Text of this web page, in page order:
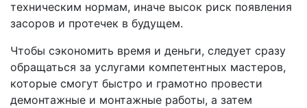
техническим нормам, иначе высок риск появления
засоров и протечек в будущем.
Чтобы сэкономить время и деньги, следует сразу
обращаться за услугами компетентных мастеров,
которые смогут быстро и грамотно провести
демонтажные и монтажные работы, а затем